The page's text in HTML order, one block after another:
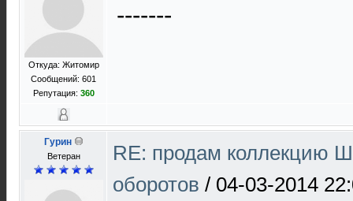
Откуда: Житомир
Сообщений: 601
Репутация: 360
-------
Гурин
Ветеран
RE: продам коллекцию
оборотов / 04-03-2014